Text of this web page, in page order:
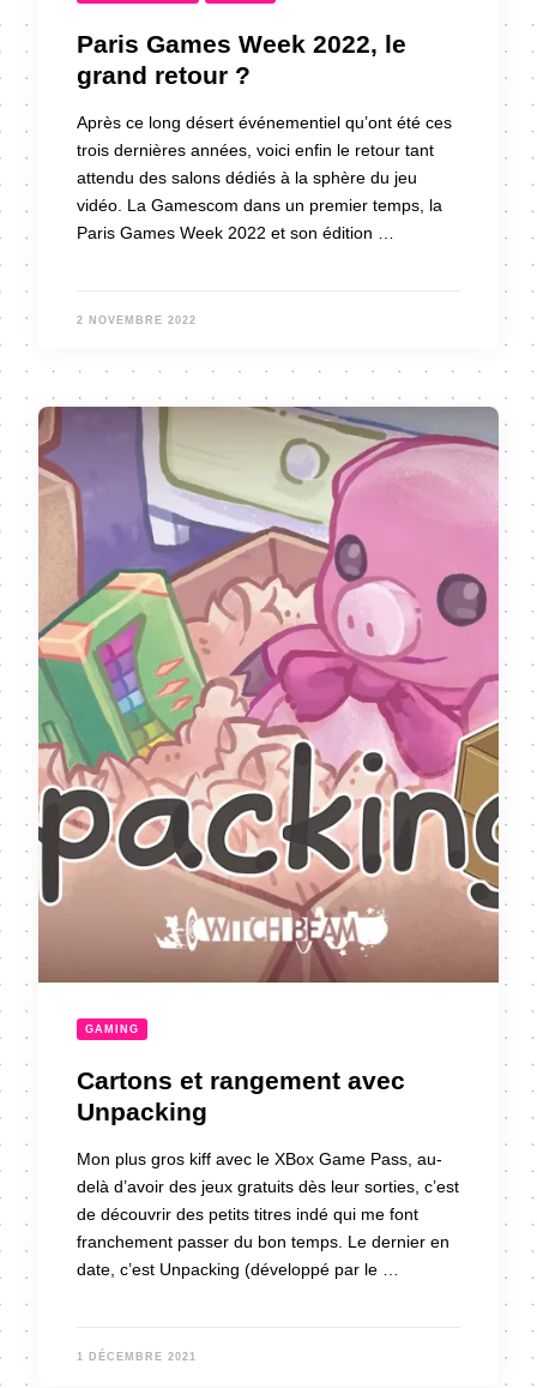
Paris Games Week 2022, le
grand retour ?
Après ce long désert événementiel qu’ont été ces
trois dernières années, voici enfin le retour tant
attendu des salons dédiés à la sphère du jeu
vidéo. La Gamescom dans un premier temps, la
Paris Games Week 2022 et son édition …
2 NOVEMBRE 2022
GAMING
Cartons et rangement avec
Unpacking
Mon plus gros kiff avec le XBox Game Pass, au-
delà d’avoir des jeux gratuits dès leur sorties, c’est
de découvrir des petits titres indé qui me font
franchement passer du bon temps. Le dernier en
date, c’est Unpacking (développé par le …
1 DÉCEMBRE 2021